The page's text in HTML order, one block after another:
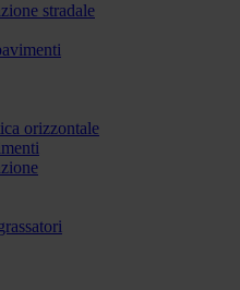
stradale
orizzontale